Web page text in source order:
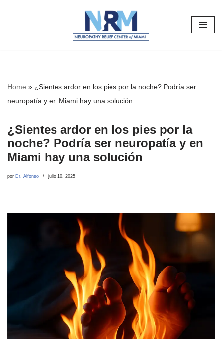
Home » ¿Sientes ardor en los pies por la noche? Podría ser
neuropatía y en Miami hay una solución
¿Sientes ardor en los pies por la
noche? Podría ser neuropatía y en
Miami hay una solución
por Dr. Alfonso julio 10, 2025